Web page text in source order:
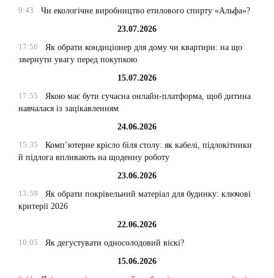
9:43
Чи екологічне виробництво етилового спирту «Альфа»?
23.07.2026
17:56
Як обрати кондиціонер для дому чи квартири: на що
звернути увагу перед покупкою
15.07.2026
17:55
Якою має бути сучасна онлайн-платформа, щоб дитина
навчалася із зацікавленням
24.06.2026
15:35
Комп’ютерне крісло біля столу: як кабелі, підлокітники
й підлога впливають на щоденну роботу
23.06.2026
13:59
Як обрати покрівельний матеріал для будинку: ключові
критерії 2026
22.06.2026
10:05
Як дегустувати односолодовий віскі?
15.06.2026